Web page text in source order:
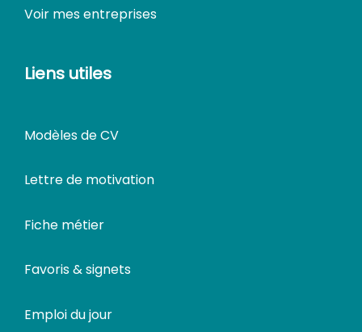
Voir mes entreprises
Liens utiles
Modèles de CV
Lettre de motivation
Fiche métier
Favoris & signets
Emploi du jour